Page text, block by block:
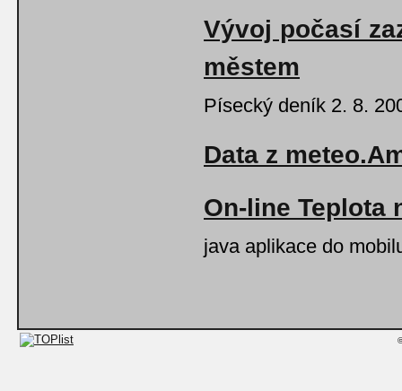
Vývoj počasí
městem
Písecký deník 2. 8.
Data z
On-line Teplota
java aplikace do